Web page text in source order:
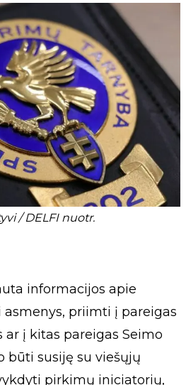
/ DELFI nuotr.
informacijos apie
priimti į pareigas
į kitas pareigas Seimo
būti susiję su viešųjų
pirkimų iniciatorių,